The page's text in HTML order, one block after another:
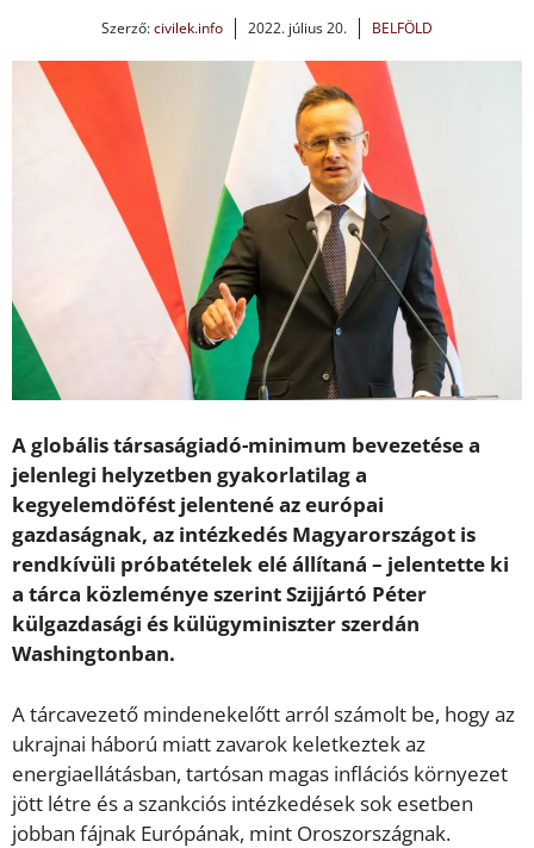
Szerző:civilek.info 2022. július 20. BELFÖLD
A globális társaságiadó-minimum bevezetése a
jelenlegi helyzetben gyakorlatilag a
kegyelemdöfést jelentené az európai
gazdaságnak, az intézkedés Magyarországot is
rendkívüli próbatételek elé állítaná – jelentette ki
a tárca közleménye szerint Szijjártó Péter
külgazdasági és külügyminiszter szerdán
Washingtonban.
A tárcavezető mindenekelőtt arról számolt be, hogy az
ukrajnai háború miatt zavarok keletkeztek az
energiaellátásban, tartósan magas inflációs környezet
jött létre és a szankciós intézkedések sok esetben
jobban fájnak Európának, mint Oroszországnak.